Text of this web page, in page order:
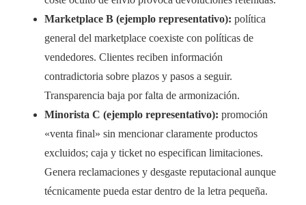
Marketplace B (ejemplo representativo): política
general del marketplace coexiste con políticas de
vendedores. Clientes reciben información
contradictoria sobre plazos y pasos a seguir.
Transparencia baja por falta de armonización.
Minorista C (ejemplo representativo): promoción
«venta final» sin mencionar claramente productos
excluidos; caja y ticket no especifican limitaciones.
Genera reclamaciones y desgaste reputacional aunque
técnicamente pueda estar dentro de la letra pequeña.